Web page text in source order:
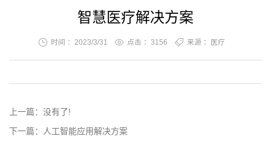
智慧医疗解决方案
时间 ：2023/3/31 点击 ： 3156 来源 ：医疗
上一篇： 没有了!
下一篇：
人工智能应用解决方案